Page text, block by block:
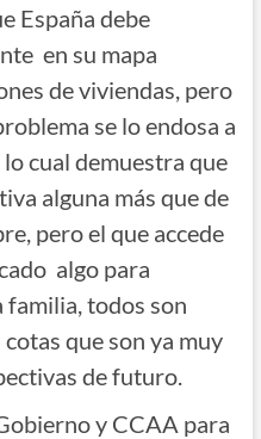
España debe
en su mapa
de viviendas, pero
se lo endosa a
cual demuestra que
alguna más que de
pero el que accede
algo para
todos son
que son ya muy
de futuro.
y CCAA para